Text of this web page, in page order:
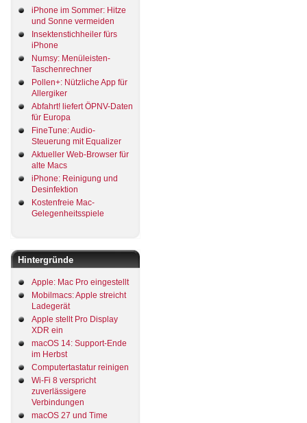
iPhone im Sommer: Hitze
und Sonne vermeiden
Insektenstichheiler fürs
iPhone
Numsy: Menüleisten-
Taschenrechner
Pollen+: Nützliche App für
Allergiker
Abfahrt! liefert ÖPNV-Daten
für Europa
FineTune: Audio-
Steuerung mit Equalizer
Aktueller Web-Browser für
alte Macs
iPhone: Reinigung und
Desinfektion
Kostenfreie Mac-
Gelegenheitsspiele
Hintergründe
Apple: Mac Pro eingestellt
Mobilmacs: Apple streicht
Ladegerät
Apple stellt Pro Display
XDR ein
macOS 14: Support-Ende
im Herbst
Computertastatur reinigen
Wi-Fi 8 verspricht
zuverlässigere
Verbindungen
macOS 27 und Time